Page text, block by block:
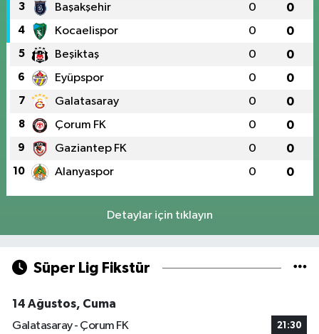
3 Başakşehir 0 0
4 Kocaelispor 0 0
5 Beşiktaş 0 0
6 Eyüpspor 0 0
7 Galatasaray 0 0
8 Çorum FK 0 0
9 Gaziantep FK 0 0
10 Alanyaspor 0 0
Detaylar için tıklayın
Süper Lig Fikstür
14 Ağustos, Cuma
Galatasaray - Çorum FK
21:30